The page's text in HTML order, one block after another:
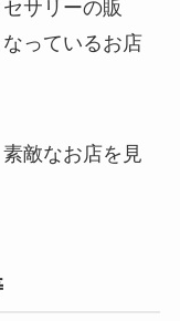
サリーの販
っているお店
敵なお店を見